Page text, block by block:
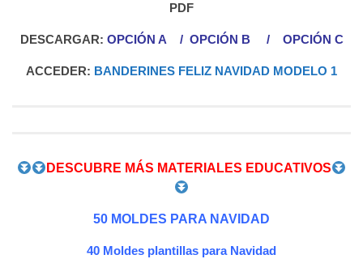
PDF
DESCARGAR: OPCIÓN A / OPCIÓN B/ OPCIÓN C
ACCEDER: BANDERINES FELIZ NAVIDAD MODELO 1
DESCUBRE MÁS MATERIALES EDUCATIVOS
50 MOLDES PARA NAVIDAD
40 Moldes plantillas para Navidad